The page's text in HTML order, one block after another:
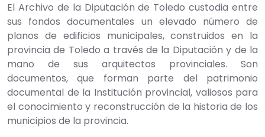
El Archivo de la Diputación de Toledo custodia entre
sus fondos documentales un elevado número de
planos de edificios municipales, construidos en la
provincia de Toledo a través de la Diputación y de la
mano de sus arquitectos provinciales. Son
documentos, que forman parte del patrimonio
documental de la Institución provincial, valiosos para
el conocimiento y reconstrucción de la historia de los
municipios de la provincia.